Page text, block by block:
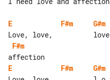
E F#m
G#m
F#m
E
F#m
G#m